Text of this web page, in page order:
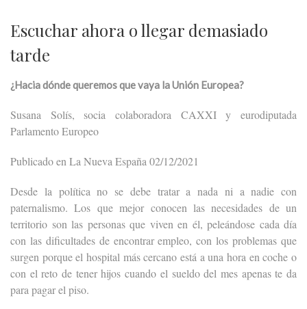
Escuchar ahora o llegar demasiado
tarde
¿Hacia dónde queremos que vaya la Unión Europea?
Susana Solís, socia colaboradora CAXXI y eurodiputada
Parlamento Europeo
Publicado en La Nueva España 02/12/2021
Desde la política no se debe tratar a nada ni a nadie con
paternalismo. Los que mejor conocen las necesidades de un
territorio son las personas que viven en él, peleándose cada día
con las dificultades de encontrar empleo, con los problemas que
surgen porque el hospital más cercano está a una hora en coche o
con el reto de tener hijos cuando el sueldo del mes apenas te da
para pagar el piso.